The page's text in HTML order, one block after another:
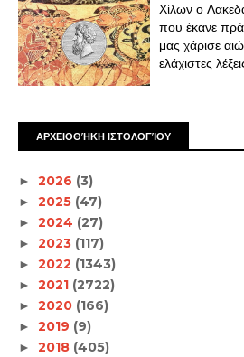
Χίλων ο
που έκανε
μας χάρισε
ελάχιστες
ΑΡΧΕΙΟΘΉΚΗ ΙΣΤΟΛΟΓΊΟΥ
► 2026 (3)
► 2025 (47)
► 2024 (27)
► 2023 (117)
► 2022 (1343)
► 2021 (2722)
► 2020 (166)
► 2019 (9)
► 2018 (405)